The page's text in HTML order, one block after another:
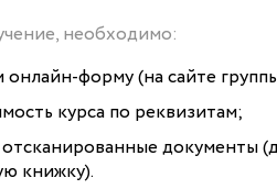
необходимо:
онлайн-форму (на сайте
курса по реквизитам;
документы
книжку).